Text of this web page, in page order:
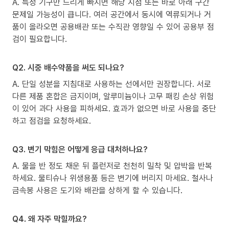
문제일 가능성이 큽니다. 여러 공간에서 동시에 역류되거나 거
품이 올라오면 공용배관 또는 수직관 영향일 수 있어 공용부 점
검이 필요합니다.
Q2. 시중 배수약품을 써도 되나요?
A. 단일 성분을 지침대로 사용하는 선에서만 권장합니다. 서로
다른 제품 혼합은 금지이며, 알루미늄이나 고무 패킹 손상 위험
이 있어 과다 사용을 피하세요. 효과가 없으면 바로 사용을 중단
하고 점검을 요청하세요.
Q3. 변기 막힘은 어떻게 응급 대처하나요?
A. 물을 반 정도 채운 뒤 플런저로 천천히 밀착 및 압박을 반복
하세요. 물티슈나 위생용품 등은 변기에 버리지 마세요. 철사나
금속봉 사용은 도기와 배관을 상하게 할 수 있습니다.
Q4. 왜 자주 막힐까요?